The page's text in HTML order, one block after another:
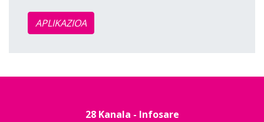
APLIKAZIOA
28 Kanala - Infosare